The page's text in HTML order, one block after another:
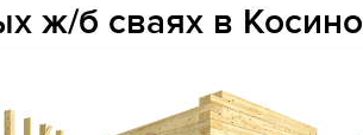
ж/б сваях в Косино